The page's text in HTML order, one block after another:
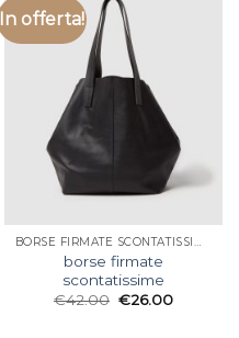
In offerta!
BORSE FIRMATE SCONTATISSIME
borse firmate
scontatissime
€42.00 €26.00